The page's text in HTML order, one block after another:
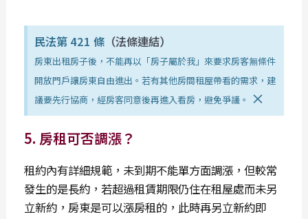
民法第 421 條 （法條連結）
房東出租房子後，不能再以「房子屬於我」來要求房客無條件
開放門戶讓房東自由進出。若有其他房間租屋帶看的需求，建
議要先行協商，經房客同意後再進入看房，避免爭議。 ×
5. 房租可否調漲？
租約內有詳細規範，未到期不能單方面調漲，但較常
發生的是長約，若超過租賃期限仍住在租屋處而未另
立新約，房東是可以漲房租的，此時再另立新約即